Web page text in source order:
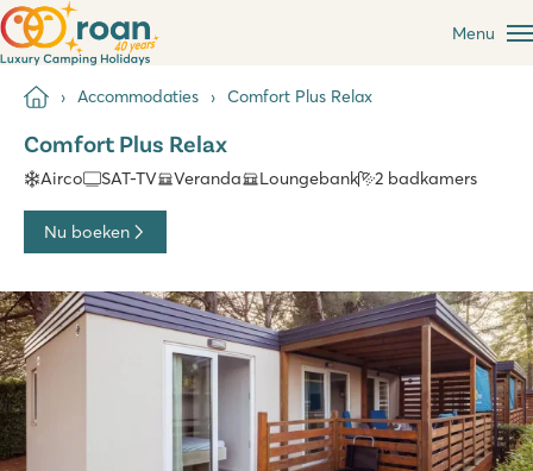
Menu
Accommodaties Comfort Plus Relax
Comfort Plus Relax
Airco SAT-TV Veranda Loungebank 2 badkamers
Nu boeken